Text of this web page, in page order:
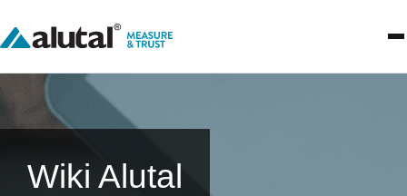
Wiki Alutal